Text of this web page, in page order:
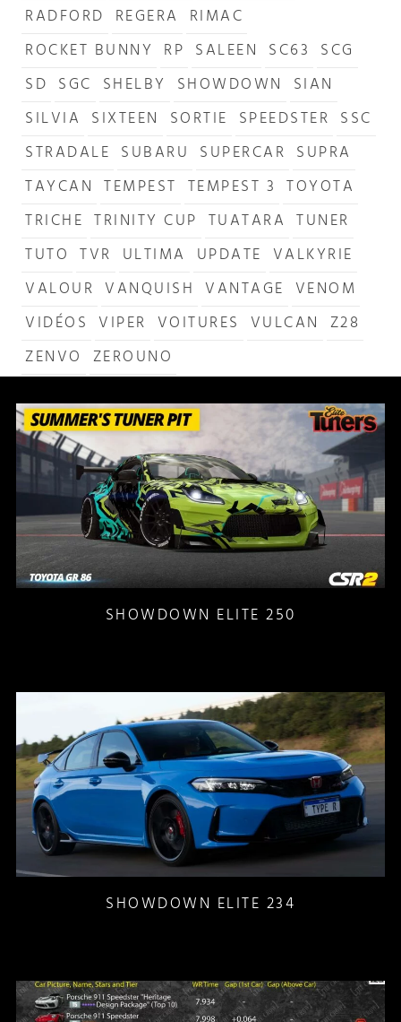
RADFORD REGERA RIMAC
ROCKET BUNNY RP SALEEN SC63 SCG
SD SGC SHELBY SHOWDOWN SIAN
SILVIA SIXTEEN SORTIE SPEEDSTER SSC
STRADALE SUBARU SUPERCAR SUPRA
TAYCAN TEMPEST TEMPEST 3 TOYOTA
TRICHE TRINITY CUP TUATARA TUNER
TUTO TVR ULTIMA UPDATE VALKYRIE
VALOUR VANQUISH VANTAGE VENOM
VIDÉOS VIPER VOITURES VULCAN Z28
ZENVO ZEROUNO
SHOWDOWN ELITE 250
SHOWDOWN ELITE 234